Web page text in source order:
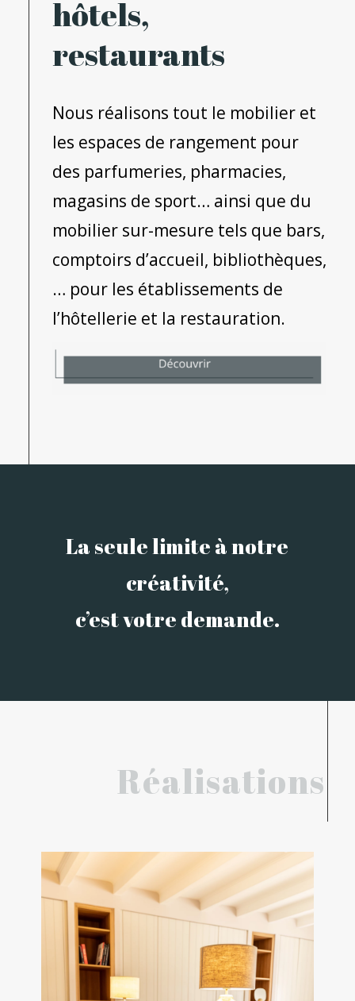
hôtels,
restaurants
Nous réalisons tout le mobilier et
les espaces de rangement pour
des parfumeries, pharmacies,
magasins de sport… ainsi que du
mobilier sur-mesure tels que bars,
comptoirs d’accueil, bibliothèques,
… pour les établissements de
l’hôtellerie et la restauration.
La seule limite à notre
créativité,
c’est votre demande.
Réalisations